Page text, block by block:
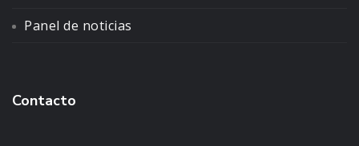
Panel de noticias
Contacto